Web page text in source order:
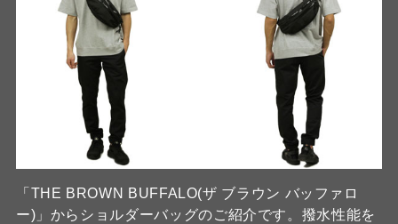
「THE BROWN BUFFALO(ザ ブラウン バッファロ
ー)」からショルダーバッグのご紹介です。撥水性能を